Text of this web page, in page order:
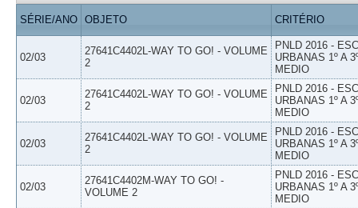
SÉRIE/ANO OBJETO CRITÉRIO
02/03
27641C4402L-WAY TO GO! - VOLUME
2
PNLD 2016 -
URBANAS 1º A
MEDIO
02/03
27641C4402L-WAY TO GO! - VOLUME
2
PNLD 2016 -
URBANAS 1º A
MEDIO
02/03
27641C4402L-WAY TO GO! - VOLUME
2
PNLD 2016 -
URBANAS 1º A
MEDIO
02/03
27641C4402M-WAY TO GO! -
VOLUME 2
PNLD 2016 -
URBANAS 1º A
MEDIO